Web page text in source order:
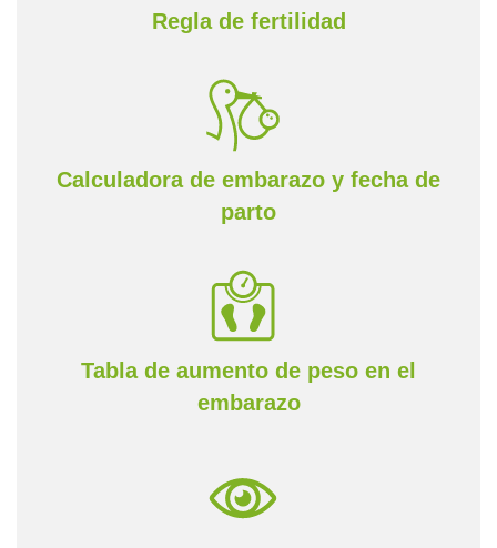
Regla de fertilidad
Calculadora de embarazo y fecha de
parto
Tabla de aumento de peso en el
embarazo